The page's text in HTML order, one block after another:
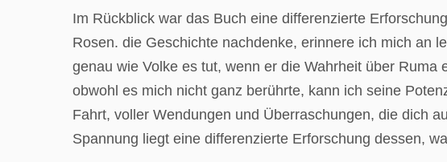
Im Rückblick war das Buch eine differenzierte
Rosen. die Geschichte nachdenke, erinnere ich mich an
genau wie Volke es tut, wenn er die Wahrheit über
obwohl es mich nicht ganz berührte, kann ich seine
Fahrt, voller Wendungen und Überraschungen, die dich
Spannung liegt eine differenzierte Erforschung dessen,